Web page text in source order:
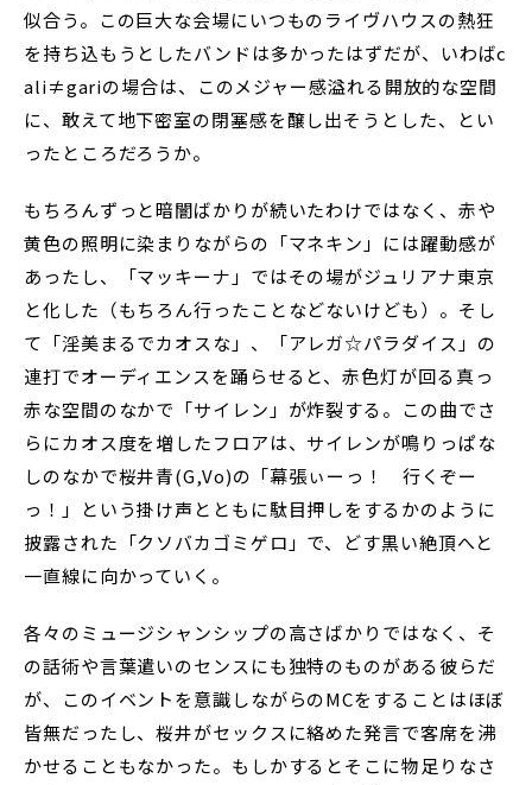
似合う。この巨大な会場にいつものライヴハウスの熱狂
を持ち込もうとしたバンドは多かったはずだが、いわばc
ali≠gariの場合は、このメジャー感溢れる開放的な空間
に、敢えて地下密室の閉塞感を醸し出そうとした、とい
ったところだろうか。
もちろんずっと暗闇ばかりが続いたわけではなく、赤や
黄色の照明に染まりながらの「マネキン」には躍動感が
あったし、「マッキーナ」ではその場がジュリアナ東京
と化した（もちろん行ったことなどないけども）。そし
て「淫美まるでカオスな」、「アレガ☆パラダイス」の
連打でオーディエンスを踊らせると、赤色灯が回る真っ
赤な空間のなかで「サイレン」が炸裂する。この曲でさ
らにカオス度を増したフロアは、サイレンが鳴りっぱな
しのなかで桜井青(G,Vo)の「幕張ぃーっ！ 行くぞー
っ！」という掛け声とともに駄目押しをするかのように
披露された「クソバカゴミゲロ」で、どす黒い絶頂へと
一直線に向かっていく。
各々のミュージシャンシップの高さばかりではなく、そ
の話術や言葉遣いのセンスにも独特のものがある彼らだ
が、このイベントを意識しながらのMCをすることはほぼ
皆無だったし、桜井がセックスに絡めた発言で客席を沸
かせることもなかった。もしかするとそこに物足りなさ